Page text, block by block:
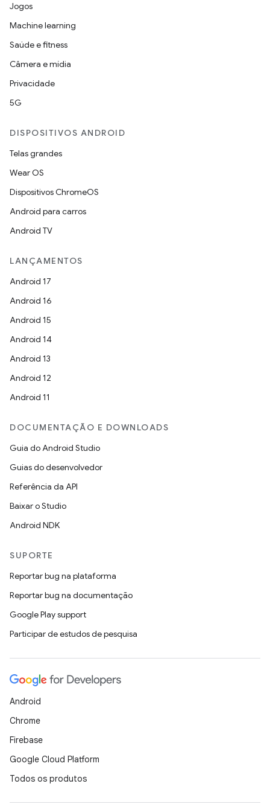
Jogos
Machine learning
Saúde e fitness
Câmera e mídia
Privacidade
5G
DISPOSITIVOS ANDROID
Telas grandes
Wear OS
Dispositivos ChromeOS
Android para carros
Android TV
LANÇAMENTOS
Android 17
Android 16
Android 15
Android 14
Android 13
Android 12
Android 11
DOCUMENTAÇÃO E DOWNLOADS
Guia do Android Studio
Guias do desenvolvedor
Referência da API
Baixar o Studio
Android NDK
SUPORTE
Reportar bug na plataforma
Reportar bug na documentação
Google Play support
Participar de estudos de pesquisa
Android
Chrome
Firebase
Google Cloud Platform
Todos os produtos